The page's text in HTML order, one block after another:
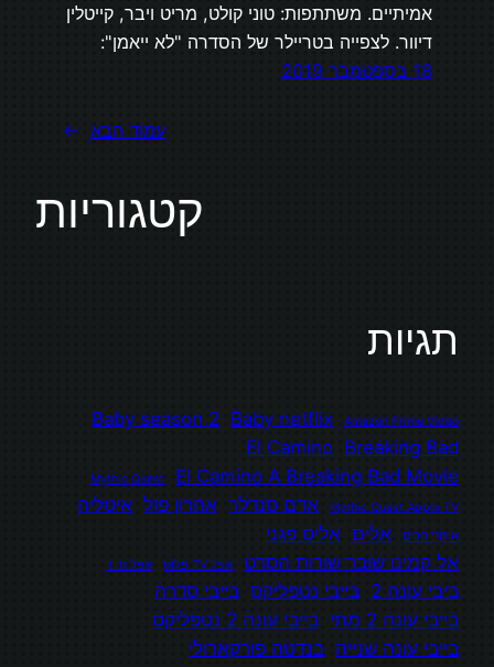
אמיתיים. משתתפות: טוני קולט, מריט ויבר, קייטלין
דיוור. לצפייה בטריילר של הסדרה "לא ייאמן":
18 בספטמבר 2019
עמוד הבא →
קטגוריות
תגיות
Amazon Prime Video
Baby netflix
Baby season 2
Breaking Bad
El Camino
El Camino A Breaking Bad Movie
Mythic Quest
Mythic Quest Apple TV
אדם סנדלר אהרון פול איטליה
אימני חכים אלים אליס פגני
אל קמינו שובר שורות הסרט
אפל TV פלוס אפל טי וי
ביבי עונה 2 בייבי נטפליקס בייבי סדרה
בייבי עונה 2 מתי
בייבי עונה 2 נטפליקס
בייבי עונה שנייה בנדטה פורקארולי